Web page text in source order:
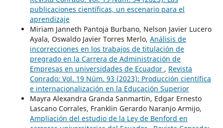
publicaciones científicas, un escenario para el
aprendizaje
Miriam Janneth Pantoja Burbano, Nelson Javier Lucero
Ayala, Oswaldo Javier Torres Merlo, Análisis de
incorrecciones en los trabajos de titulación de
pregrado en la Carrera de Administración de
Empresas en universidades de Ecuador , Revista
Conrado: Vol. 19 Núm. 93 (2023): Producción científica
e internacionalización en la Educación Superior
Mayra Alexandra Granda Sanmartin, Edgar Ernesto
Lascano Corrales, Franklin Gerardo Naranjo Armijo,
Ampliación del estudio de la Ley de Benford en